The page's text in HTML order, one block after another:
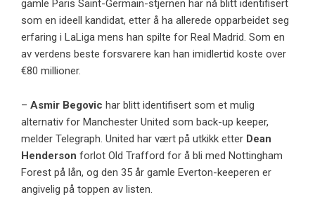
gamle Paris Saint-Germain-stjernen har nå blitt identifisert
som en ideell kandidat, etter å ha allerede opparbeidet seg
erfaring i LaLiga mens han spilte for Real Madrid. Som en
av verdens beste forsvarere kan han imidlertid koste over
€80 millioner.
– Asmir Begovic har blitt identifisert som et mulig
alternativ for Manchester United som back-up keeper,
melder Telegraph. United har vært på utkikk etter Dean
Henderson forlot Old Trafford for å bli med Nottingham
Forest på lån, og den 35 år gamle Everton-keeperen er
angivelig på toppen av listen.